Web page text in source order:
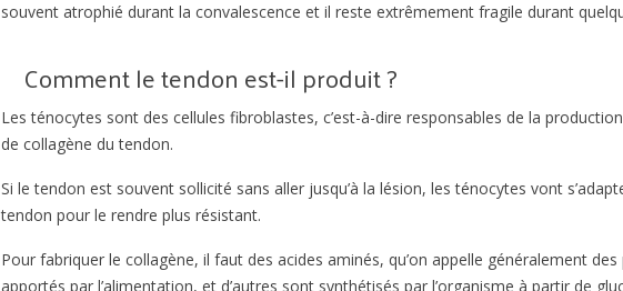
souvent atrophié durant la convalescence et il reste extrêmement fragile durant
Comment le tendon est-il produit ?
Les ténocytes sont des cellules fibroblastes, c’est-à-dire responsables de la
de collagène du tendon.
Si le tendon est souvent sollicité sans aller jusqu’à la lésion, les ténocytes vont
tendon pour le rendre plus résistant.
Pour fabriquer le collagène, il faut des acides aminés, qu’on appelle généralement
apportés par l’alimentation, et d’autres sont synthétisés par l’organisme à partir de